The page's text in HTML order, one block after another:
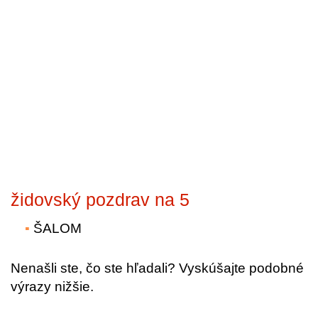
židovský pozdrav na 5
ŠALOM
Nenašli ste, čo ste hľadali? Vyskúšajte podobné
výrazy nižšie.